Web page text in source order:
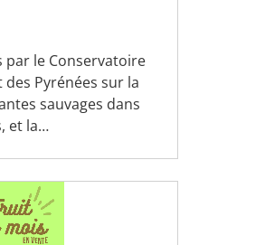
par le Conservatoire
Pyrénées sur la
sauvages dans
et la…